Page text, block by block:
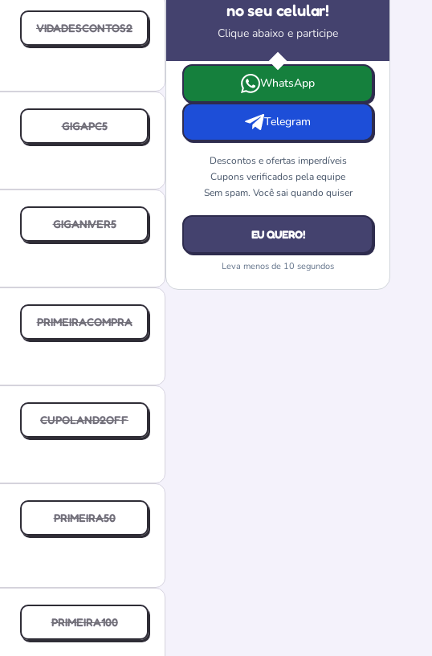
VIDADESCONTOS2
GIGAPC5
GIGANIVER5
PRIMEIRACOMPRA
CUPOLAND2OFF
PRIMEIRA50
PRIMEIRA100
no seu celular!
Clique abaixo e participe
Escolha onde deseja receber as ofertas e
WhatsApp
Telegram
Descontos e ofertas imperdíveis
Cupons verificados pela equipe
Sem spam. Você sai quando quiser
EU QUERO!
Leva menos de 10 segundos